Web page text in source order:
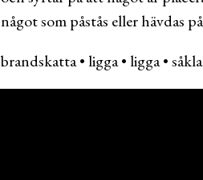
något som påstås eller hävdas
brandskatta•ligga•ligga•